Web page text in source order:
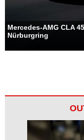
Mercedes-AMG CLA
Nürburgring